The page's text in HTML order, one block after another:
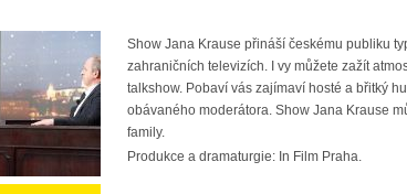
Show Jana Krause přináší českému publiku
zahraničních televizích. I vy můžete zažít
talkshow. Pobaví vás zajímaví hosté a břitký
obávaného moderátora. Show Jana Krause
family.
Produkce a dramaturgie: In Film Praha.